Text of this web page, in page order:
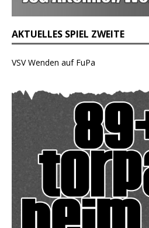
AKTUELLES SPIEL ZWEITE
VSV Wenden auf FuPa